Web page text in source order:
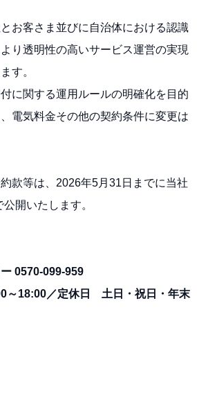
お客さま並びに自治体における認識
り透明性の高いサービス運営の実現
す。
に関する運用ルールの明確化を目的
電気料金その他の契約条件に変更は
款等は、2026年5月31日までに当社
開いたします。
0570-099-959
～18:00／定休日 土日・祝日・年末